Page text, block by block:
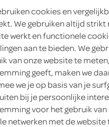
Zed
33
Dit
cookies en
We gebruiken altijd
werkt en functionele
aan te bieden. We
van onze website te
geeft, maken we
we je op basis van je
bij je persoonlijke
voor het gebruik
netwerken met de